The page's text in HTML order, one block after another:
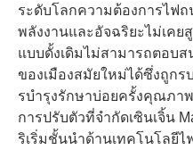
ระดับโลกความต้องการไฟ
พลังงานและอัจฉริยะไม่เค
แบบดั้งเดิมไม่สามารถตอบ
ของเมืองสมัยใหม่ได้ซึ่งถูกร
รบํารุงรักษาบ่อยครั้งคุณภา
การปรับตัวที่จํากัดเซินเจิ้น
ริเริ่มชั้นนําด้านเทคโนโลยีไ